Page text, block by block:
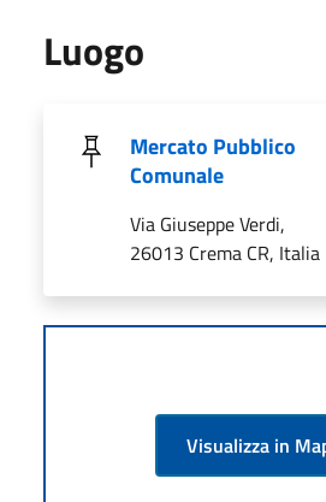
Luogo
Mercato Pubblico
Comunale
Via Giuseppe Verdi,
26013 Crema CR, Italia
Visualizza in